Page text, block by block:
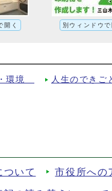
開く 別ウィンドウで
環境 人生のできご
ついて 市役所への